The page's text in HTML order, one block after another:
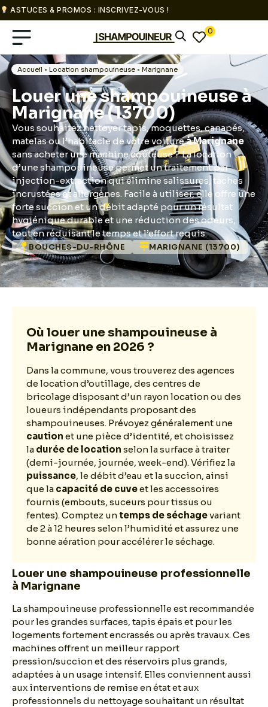
ASTUCES & PROMOS : INSCRIVEZ-VOUS !
0
Accueil • Location shampouineuse • Marignane
Louer une shampouineuse à
Marignane (13700)
Vous souhaitez nettoyer tapis, moquettes, canapés,
matelas ou l’habitacle de votre voitureà Marignane
sans acheter une machine coûteuse ? La location
d’une shampouineuse permet un traitement par
injection-extraction qui élimine salissures, taches
incrustées et allergènes. Facile à utiliser, elle offre une
forte succion et un débit adapté pour un résultat
hygiénique durable et une réduction des odeurs,
tout en réduisant le temps et l’effort requis.
BOUCHES-DU-RHÔNE MARIGNANE (13700)
Où louer une shampouineuse à
Marignane en 2026 ?
Dans la commune, vous trouverez des agences
de location d’outillage, des centres de
bricolage disposant d’un rayon location ou des
loueurs indépendants proposant des
shampouineuses. Prévoyez généralement une
caution et une pièce d’identité, et choisissez
la durée de location selon la surface à traiter
(demi-journée, journée, week-end). Vérifiez la
puissance, le débit d’eau et la succion, ainsi
que la capacité de cuveet les accessoires
fournis (embouts, suceurs pour tissus ou
fentes). Comptez untemps de séchagevariant
de 2 à 12 heures selon l’humidité et assurez une
bonne aération pour accélérer le séchage.
Louer une shampouineuse professionnelle
à Marignane
La shampouineuse professionnelle est recommandée
pour les grandes surfaces, tapis épais et pour les
logements fortement encrassés ou après travaux. Ces
machines offrent un meilleur rapport
pression/succion et des réservoirs plus grands,
adaptées à un usage intensif. Elles conviennent aussi
aux interventions de remise en état et aux
professionnels du nettoyage souhaitant un résultat